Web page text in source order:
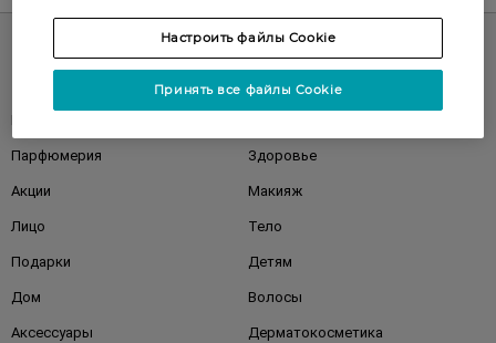
Парфюмерия Здоровье
Акции Макияж
Лицо Тело
Подарки Детям
Дом Волосы
Аксессуары Дерматокосметика
Настроить файлы Cookie
Принять все файлы Cookie